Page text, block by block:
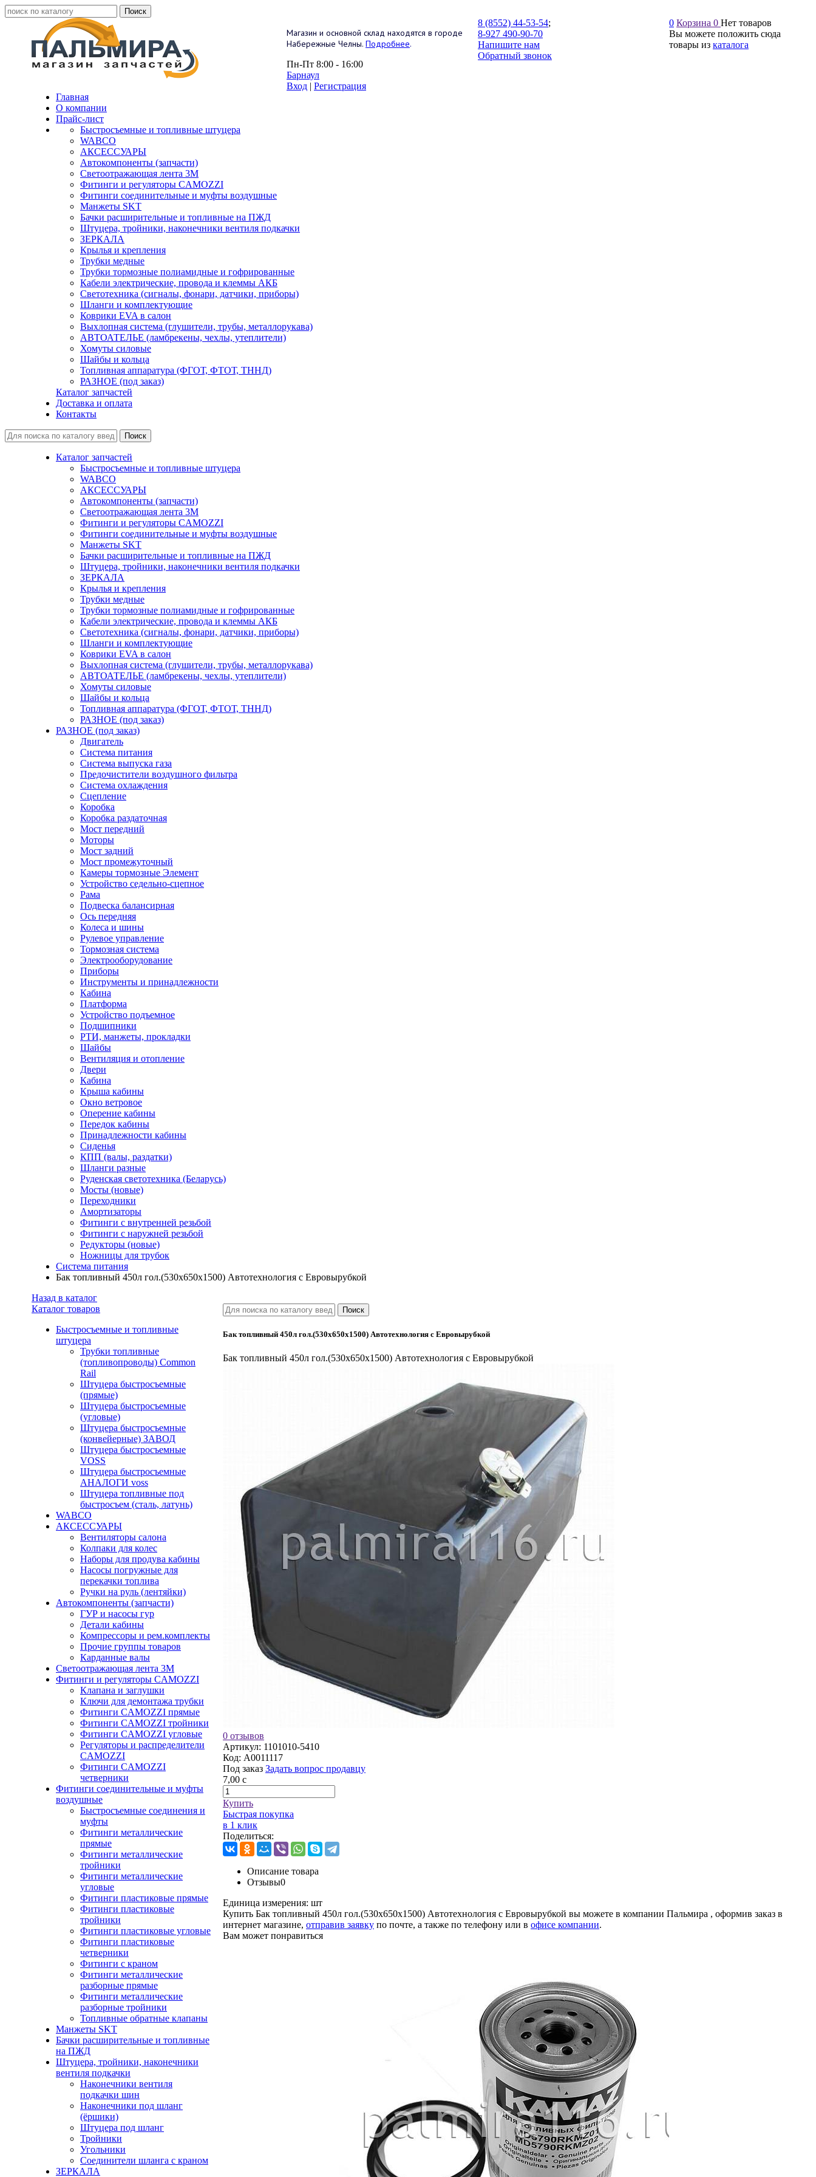
Магазин и основной склад находятся в городе
Набережные Челны. Подробнее.
Пн-Пт 8:00 - 16:00
Барнаул
Вход | Регистрация
8 (8552) 44-53-54;
8-927 490-90-70
Напишите нам
Обратный звонок
0 Корзина 0 Нет товаров
Вы можете положить сюда
товары из каталога
Главная
О компании
Прайс-лист
Быстросъемные и топливные штуцера
WABCO
АКСЕССУАРЫ
Автокомпоненты (запчасти)
Светоотражающая лента 3М
Фитинги и регуляторы CAMOZZI
Фитинги соединительные и муфты воздушные
Манжеты SKT
Бачки расширительные и топливные на ПЖД
Штуцера, тройники, наконечники вентиля подкачки
ЗЕРКАЛА
Крылья и крепления
Трубки медные
Трубки тормозные полиамидные и гофрированные
Кабели электрические, провода и клеммы АКБ
Светотехника (сигналы, фонари, датчики, приборы)
Шланги и комплектующие
Коврики EVA в салон
Выхлопная система (глушители, трубы, металлорукава)
АВТОАТЕЛЬЕ (ламбрекены, чехлы, утеплители)
Хомуты силовые
Шайбы и кольца
Топливная аппаратура (ФГОТ, ФТОТ, ТННД)
РАЗНОЕ (под заказ)
Каталог запчастей
Доставка и оплата
Контакты
Каталог запчастей
Быстросъемные и топливные штуцера
WABCO
АКСЕССУАРЫ
Автокомпоненты (запчасти)
Светоотражающая лента 3М
Фитинги и регуляторы CAMOZZI
Фитинги соединительные и муфты воздушные
Манжеты SKT
Бачки расширительные и топливные на ПЖД
Штуцера, тройники, наконечники вентиля подкачки
ЗЕРКАЛА
Крылья и крепления
Трубки медные
Трубки тормозные полиамидные и гофрированные
Кабели электрические, провода и клеммы АКБ
Светотехника (сигналы, фонари, датчики, приборы)
Шланги и комплектующие
Коврики EVA в салон
Выхлопная система (глушители, трубы, металлорукава)
АВТОАТЕЛЬЕ (ламбрекены, чехлы, утеплители)
Хомуты силовые
Шайбы и кольца
Топливная аппаратура (ФГОТ, ФТОТ, ТННД)
РАЗНОЕ (под заказ)
РАЗНОЕ (под заказ)
Двигатель
Система питания
Система выпуска газа
Предочистители воздушного фильтра
Система охлаждения
Сцепление
Коробка
Коробка раздаточная
Мост передний
Моторы
Мост задний
Мост промежуточный
Камеры тормозные Элемент
Устройство седельно-сцепное
Рама
Подвеска балансирная
Ось передняя
Колеса и шины
Рулевое управление
Тормозная система
Электрооборудование
Приборы
Инструменты и принадлежности
Кабина
Платформа
Устройство подъемное
Подшипники
РТИ, манжеты, прокладки
Шайбы
Вентиляция и отопление
Двери
Кабина
Крыша кабины
Окно ветровое
Оперение кабины
Передок кабины
Принадлежности кабины
Сиденья
КПП (валы, раздатки)
Шланги разные
Руденская светотехника (Беларусь)
Мосты (новые)
Переходники
Амортизаторы
Фитинги с внутренней резьбой
Фитинги с наружней резьбой
Редукторы (новые)
Ножницы для трубок
Система питания
Бак топливный 450л гол.(530х650х1500) Автотехнология с Евровырубкой
Назад в каталог
Каталог товаров
Быстросъемные и топливные
штуцера
Трубки топливные
(топливопроводы) Common
Rail
Штуцера быстросъемные
(прямые)
Штуцера быстросъемные
(угловые)
Штуцера быстросъемные
(конвейерные) ЗАВОД
Штуцера быстросъемные
VOSS
Штуцера быстросъемные
АНАЛОГИ voss
Штуцера топливные под
быстросъем (сталь, латунь)
WABCO
АКСЕССУАРЫ
Вентиляторы салона
Колпаки для колес
Наборы для продува кабины
Насосы погружные для
перекачки топлива
Ручки на руль (лентяйки)
Автокомпоненты (запчасти)
ГУР и насосы гур
Детали кабины
Компрессоры и рем.комплекты
Прочие группы товаров
Карданные валы
Светоотражающая лента 3М
Фитинги и регуляторы CAMOZZI
Клапана и заглушки
Ключи для демонтажа трубки
Фитинги CAMOZZI прямые
Фитинги CAMOZZI тройники
Фитинги CAMOZZI угловые
Регуляторы и распределители
CAMOZZI
Фитинги CAMOZZI
четверники
Фитинги соединительные и муфты
воздушные
Быстросъемные соединения и
муфты
Фитинги металлические
прямые
Фитинги металлические
тройники
Фитинги металлические
угловые
Фитинги пластиковые прямые
Фитинги пластиковые
тройники
Фитинги пластиковые угловые
Фитинги пластиковые
четверники
Фитинги с краном
Фитинги металлические
разборные прямые
Фитинги металлические
разборные тройники
Топливные обратные клапаны
Манжеты SKT
Бачки расширительные и топливные
на ПЖД
Штуцера, тройники, наконечники
вентиля подкачки
Наконечники вентиля
подкачки шин
Наконечники под шланг
(ёршики)
Штуцера под шланг
Тройники
Угольники
Соединители шланга с краном
ЗЕРКАЛА
Бак топливный 450л гол.(530х650х1500) Автотехнология с Евровырубкой
Бак топливный 450л гол.(530х650х1500) Автотехнология с Евровырубкой
0 отзывов
Артикул: 1101010-5410
Код: A0011117
Под заказ Задать вопрос продавцу
7,00 c
Купить
Быстрая покупка
в 1 клик
Поделиться:
Описание товара
Отзывы0
Единица измерения: шт
Купить Бак топливный 450л гол.(530х650х1500) Автотехнология с Евровырубкой вы можете в компании Пальмира , оформив заказ в
интернет магазине, отправив заявку по почте, а также по телефону или в офисе компании.
Вам может понравиться